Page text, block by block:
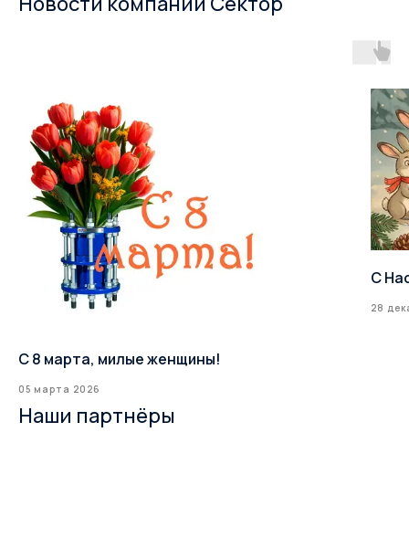
С 8 марта, милые женщины!
05 марта 2026
С
28
Наши партнёры